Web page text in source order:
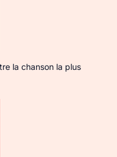
la chanson la plus